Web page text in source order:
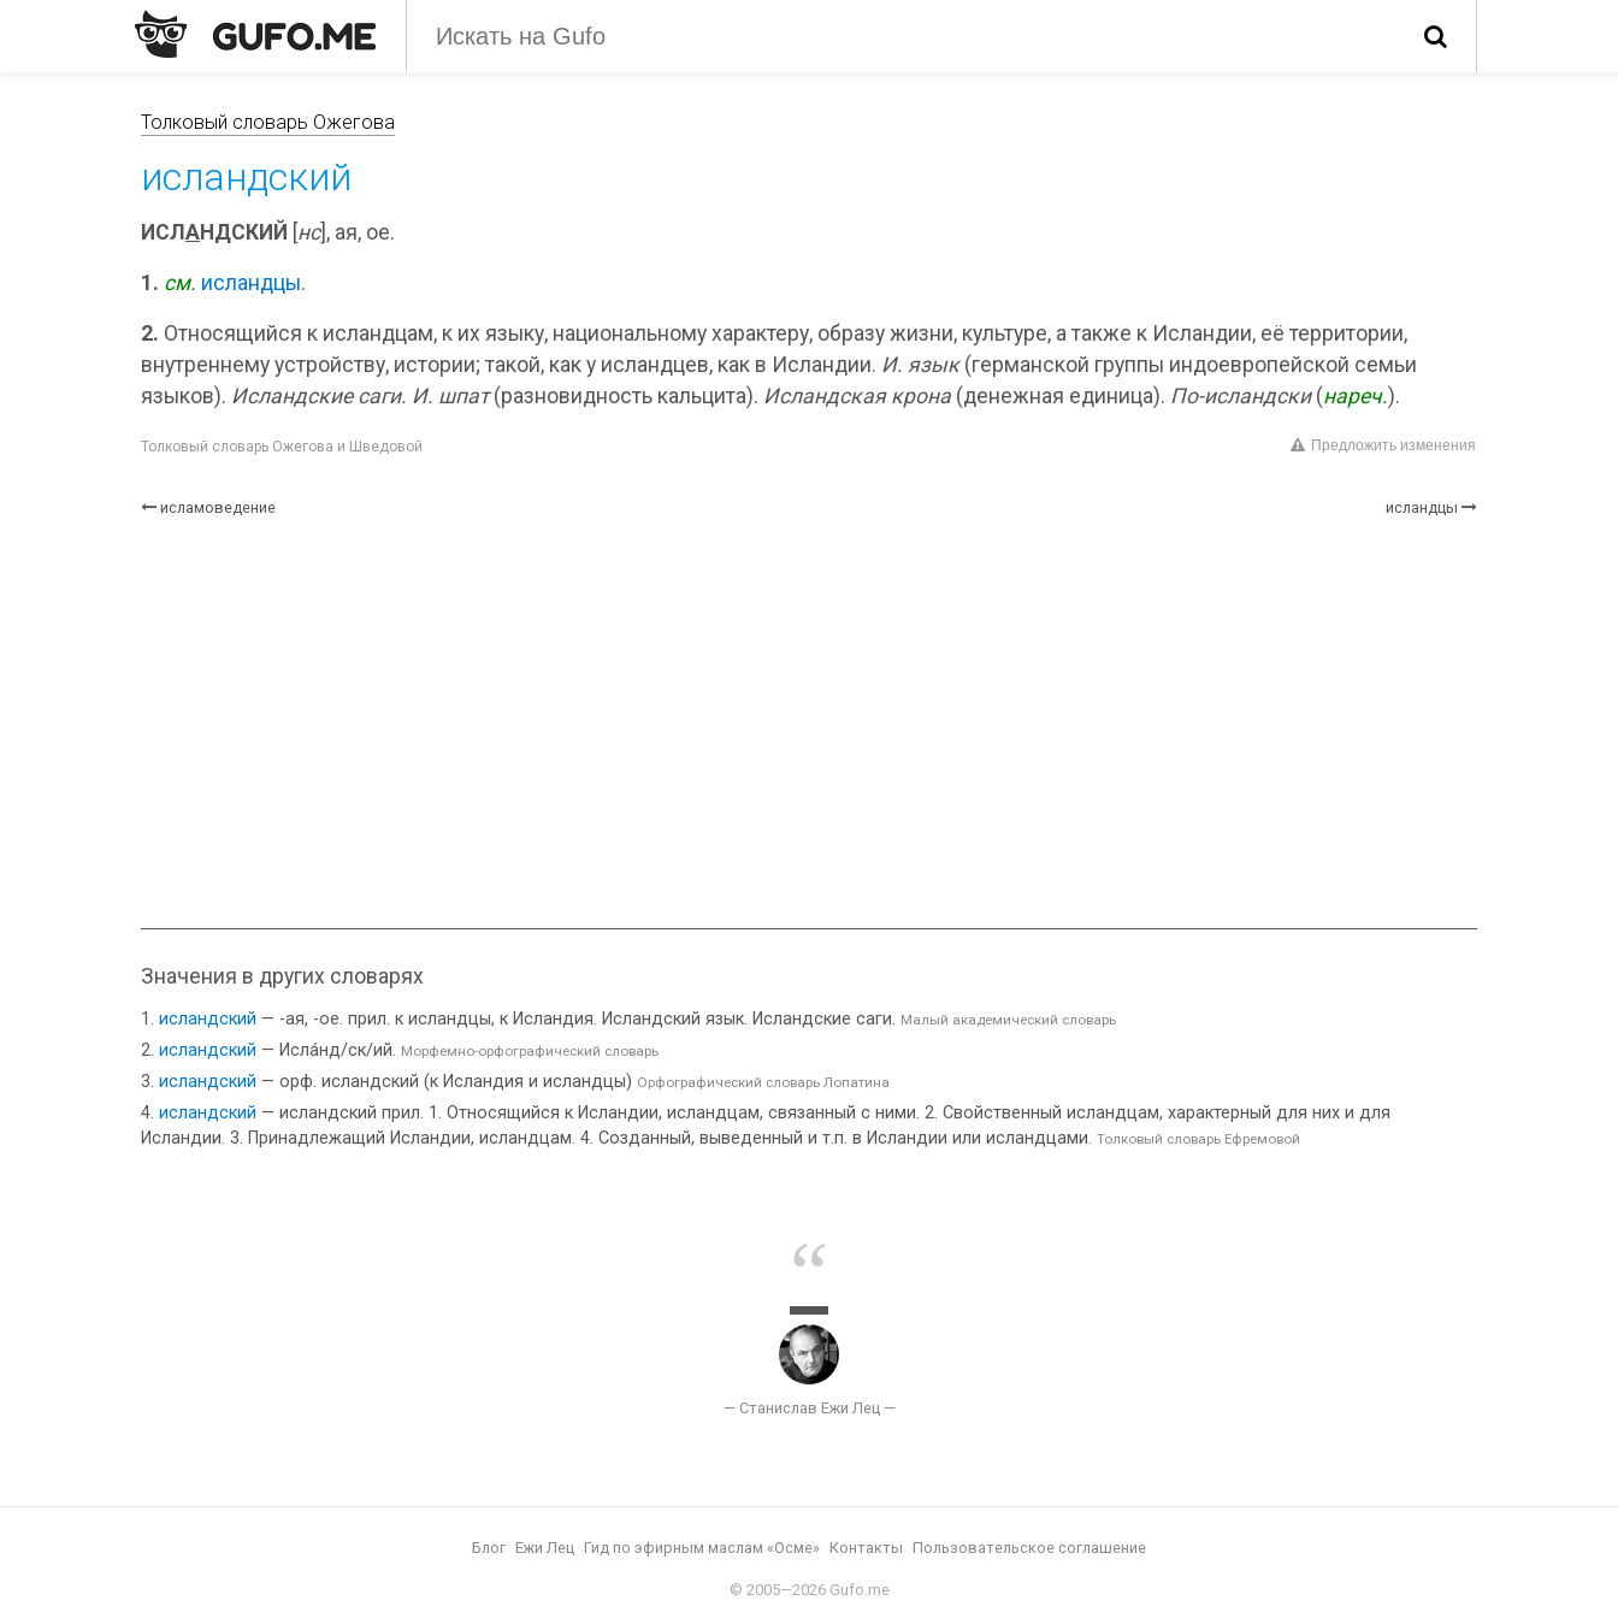
Толковый словарь Ожегова
исландский
ИСЛ АНДСКИЙ нс], ая, ое.
1. см. исландцы.
2. Относящийся к исландцам, к их языку, национальному характеру, образу жизни, культуре, а также к Исландии, её территории,
внутреннему устройству, истории; такой, как у исландцев, как в Исландии. И. язык(германской группы индоевропейской семьи
языков). Исландские саги. И. шпат(разновидность кальцита). Исландская крона (денежная единица). По-исландски(нареч.).
Толковый словарь Ожегова и Шведовой Предложить изменения
исламоведение исландцы
Значения в других словарях
исландский — -ая, -ое. прил. к исландцы, к Исландия. Исландский язык. Исландские саги. Малый академический словарь
исландский — Исла́нд/ск/ий. Морфемно-орфографический словарь
исландский — орф. исландский (к Исландия и исландцы) Орфографический словарь Лопатина
исландский — исландский прил. 1. Относящийся к Исландии, исландцам, связанный с ними. 2. Свойственный исландцам, характерный для них и для
Исландии. 3. Принадлежащий Исландии, исландцам. 4. Созданный, выведенный и т.п. в Исландии или исландцами. Толковый словарь Ефремовой
Блог Ежи Лец Гид по эфирным маслам «Осме» Контакты Пользовательское соглашение
© 2005—2026 Gufo.me